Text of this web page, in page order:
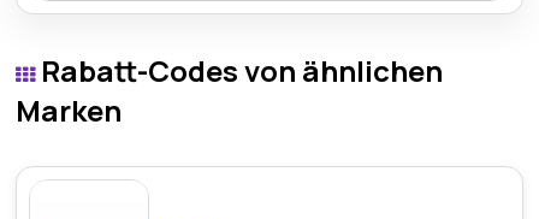
Durch die Empfehlung eines Freundes erhalten
bietet und andere dazu ermutigt, von den
Mobilfunktarifen und Sonderaktionen von Wetell zu
profitieren.
Rabatt-Codes von ähnlichen
Marken